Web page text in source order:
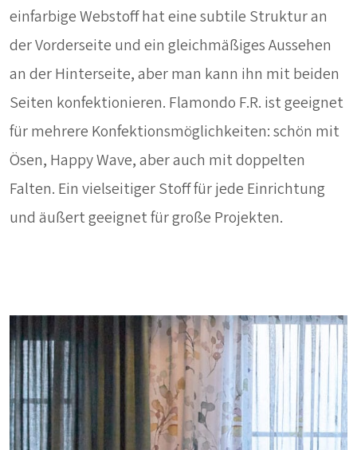
einfarbige Webstoff hat eine subtile Struktur an
der Vorderseite und ein gleichmäßiges Aussehen
an der Hinterseite, aber man kann ihn mit beiden
Seiten konfektionieren. Flamondo F.R. ist geeignet
für mehrere Konfektionsmöglichkeiten: schön mit
Ösen, Happy Wave, aber auch mit doppelten
Falten. Ein vielseitiger Stoff für jede Einrichtung
und äußert geeignet für große Projekten.